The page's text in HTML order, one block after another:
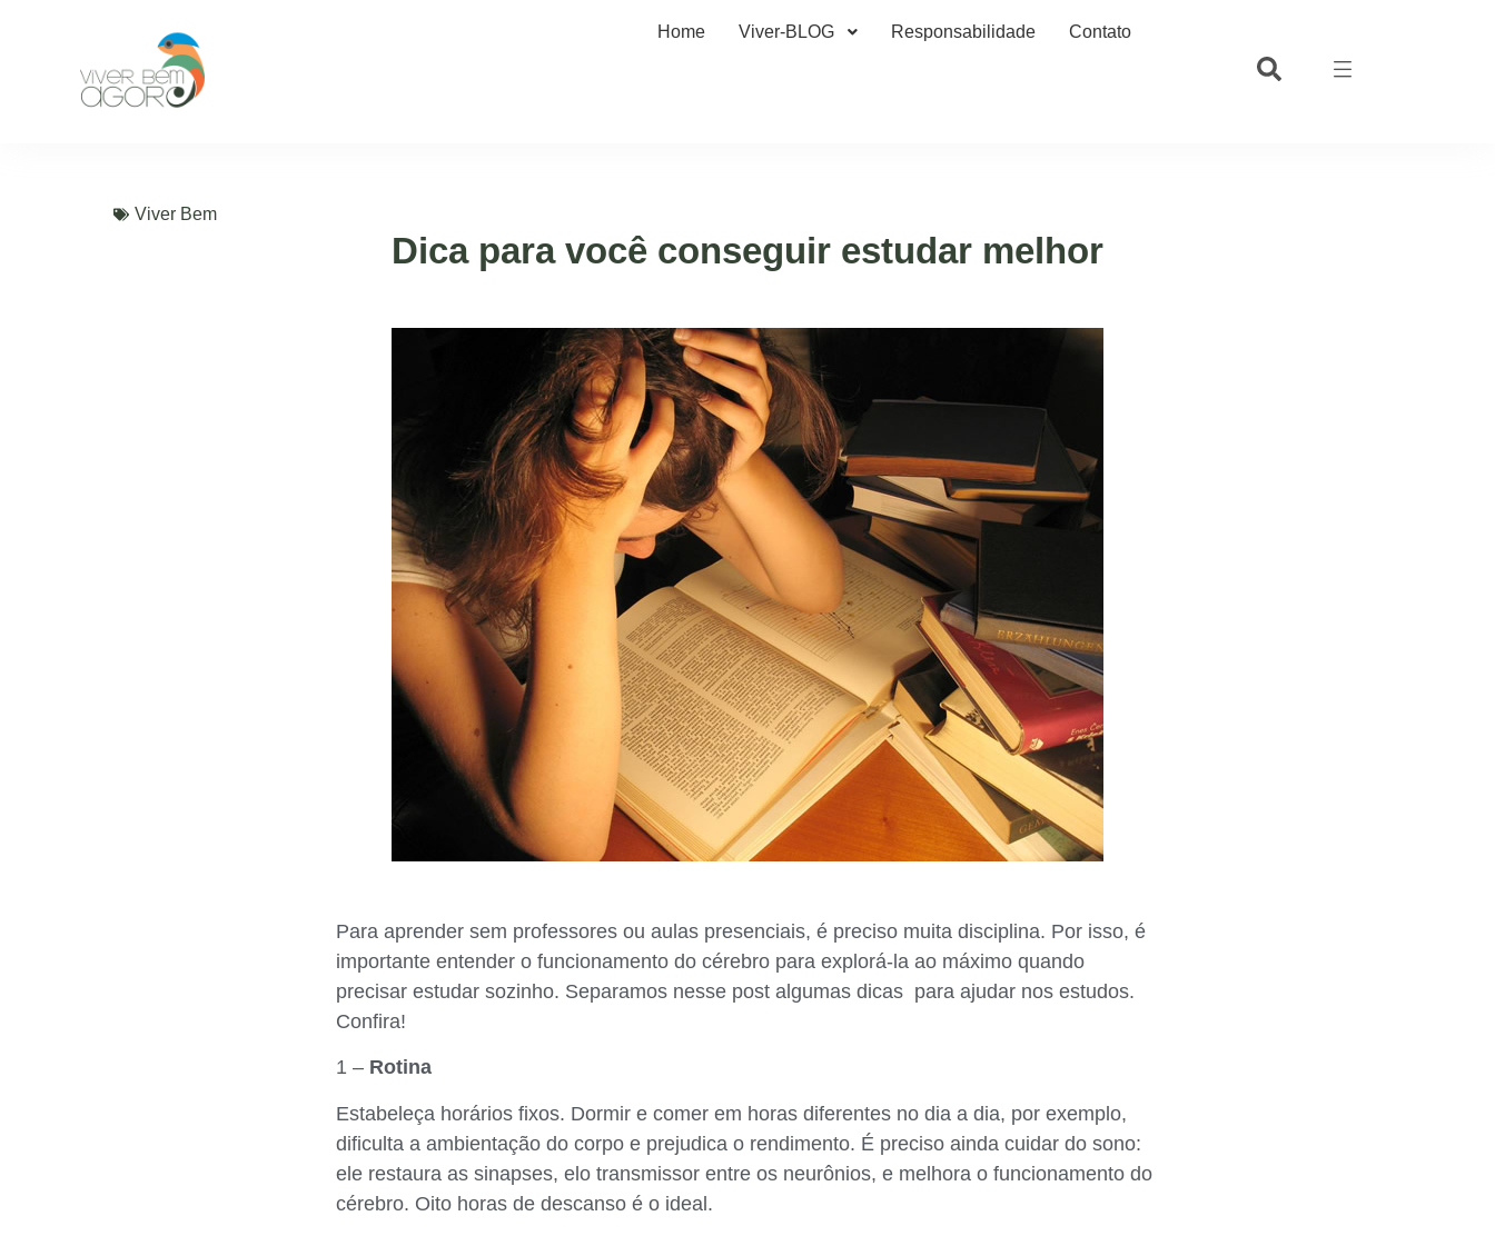
Home Viver-BLOG Responsabilidade Contato
Viver Bem
Dica para você conseguir estudar melhor
Para aprender sem professores ou aulas presenciais, é preciso muita disciplina. Por isso, é
importante entender o funcionamento do cérebro para explorá-la ao máximo quando
precisar estudar sozinho. Separamos nesse post algumas dicas para ajudar nos estudos.
Confira!
1 – Rotina
Estabeleça horários fixos. Dormir e comer em horas diferentes no dia a dia, por exemplo,
dificulta a ambientação do corpo e prejudica o rendimento. É preciso ainda cuidar do sono:
ele restaura as sinapses, elo transmissor entre os neurônios, e melhora o funcionamento do
cérebro. Oito horas de descanso é o ideal.